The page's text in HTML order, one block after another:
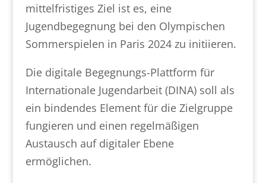
mittelfristiges Ziel ist es, eine
Jugendbegegnung bei den Olympischen
Sommerspielen in Paris 2024 zu initiieren.
Die digitale Begegnungs-Plattform für
Internationale Jugendarbeit (DINA) soll als
ein bindendes Element für die Zielgruppe
fungieren und einen regelmäßigen
Austausch auf digitaler Ebene
ermöglichen.